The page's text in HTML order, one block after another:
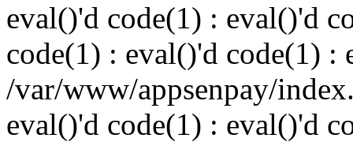
eval()'d code(1) : eval()'d
code(1) : eval()'d code(1) :
/var/www/appsenpay/
eval()'d code(1) : eval()'d